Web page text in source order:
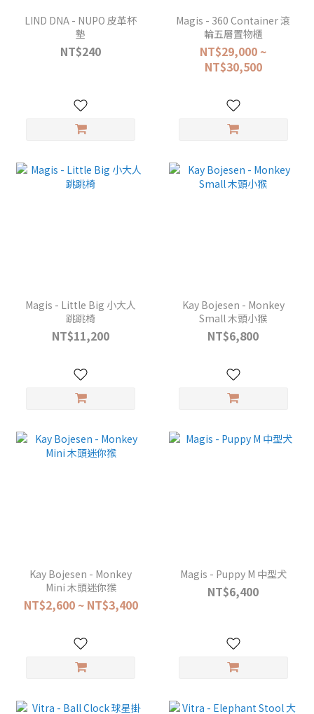
LIND DNA - NUPO 皮革杯
墊
NT$240
Magis - 360 Container 滾
輪五層置物櫃
NT$29,000 ~
NT$30,500
Magis - Little Big 小大人
跳跳椅
NT$11,200
Kay Bojesen - Monkey
Small 木頭小猴
NT$6,800
Kay Bojesen - Monkey
Mini 木頭迷你猴
NT$2,600 ~ NT$3,400
Magis - Puppy M 中型犬
NT$6,400